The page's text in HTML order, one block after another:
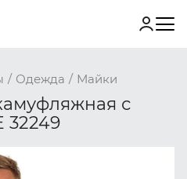
/ Одежда / Майки
с
32249